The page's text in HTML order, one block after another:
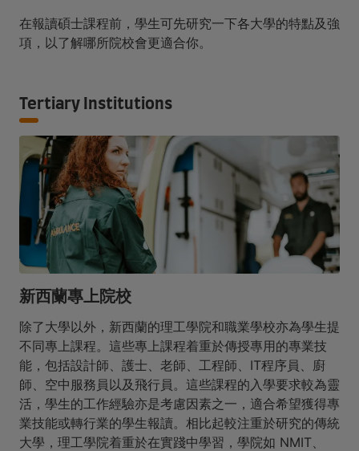
在報讀碩士課程前，學生可先研究一下各大學的特點及強
項，以了解哪所院校會更適合你。
Tertiary Institutions
新西蘭專上院校
除了大學以外，新西蘭的理工學院和職業學校亦為學生提
不同專上課程。這些專上課程着重於傳授專用的專業技
能，包括設計師、護士、老師、工程師、IT程序員、廚
師、空中服務員以及飛行員。這些課程的入學要求較為靈
活，學生的工作經驗亦是考慮因素之一，適合希望獲得專
業技能或轉行業的學生報讀。相比起較注重於研究的傳統
大學，理工學院着重於在實踐中學習，學院如 NMIT、